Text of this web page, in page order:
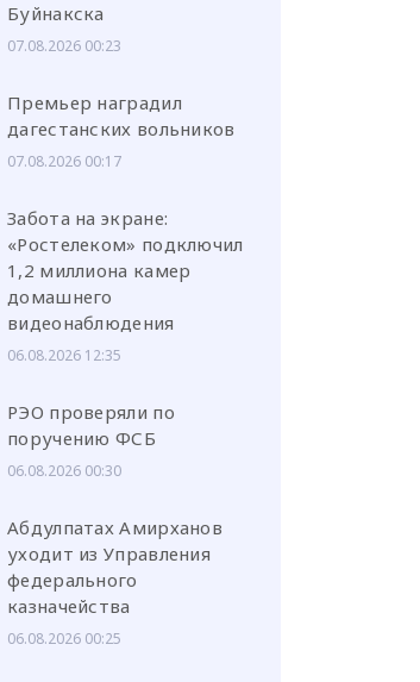
Буйнакска
07.08.2026 00:23
Премьер наградил
дагестанских вольников
07.08.2026 00:17
Забота на экране:
«Ростелеком» подключил
1,2 миллиона камер
домашнего
видеонаблюдения
06.08.2026 12:35
РЭО проверяли по
поручению ФСБ
06.08.2026 00:30
Абдулпатах Амирханов
уходит из Управления
федерального
казначейства
06.08.2026 00:25